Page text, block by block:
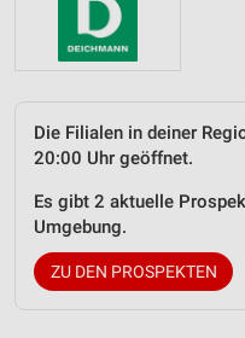
Die Filialen in deiner
20:00 Uhr geöffnet.
Es gibt 2 aktuelle
Umgebung.
ZU DEN PROSPEKTEN